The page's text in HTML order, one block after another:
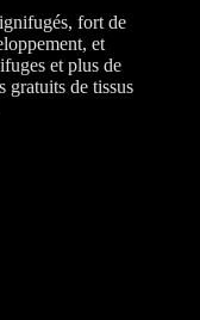
fort de
et
et plus de
gratuits de tissus